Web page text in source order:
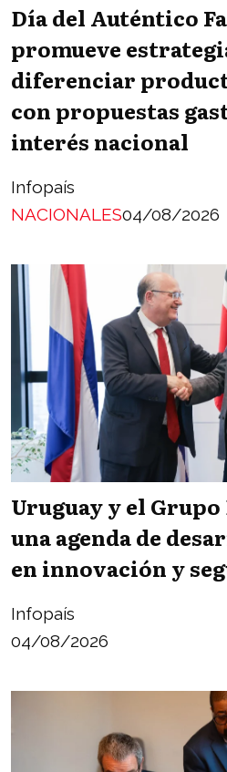
Día del Auténtico
promueve
diferenciar
con propuestas
interés nacional
Infopaís
NACIONALES04/08/2026
Uruguay y el
una agenda de
en innovación y
Infopaís
04/08/2026